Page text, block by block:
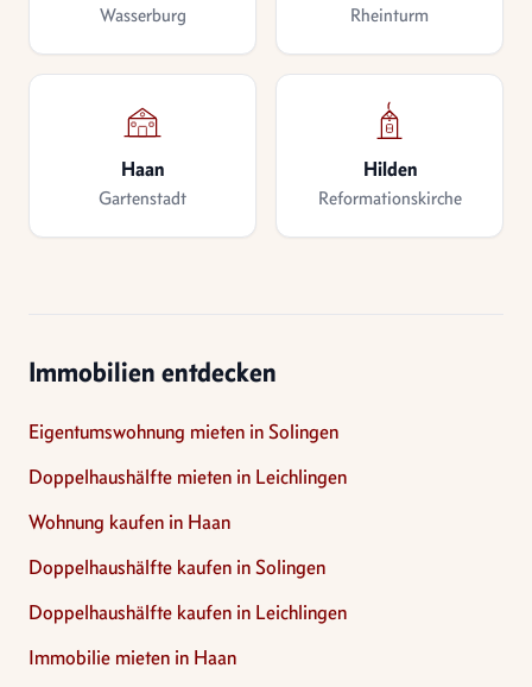
Wasserburg Rheinturm
Haan
Gartenstadt
Hilden
Reformationskirche
Immobilien entdecken
Eigentumswohnung mieten in Solingen
Doppelhaushälfte mieten in Leichlingen
Wohnung kaufen in Haan
Doppelhaushälfte kaufen in Solingen
Doppelhaushälfte kaufen in Leichlingen
Immobilie mieten in Haan